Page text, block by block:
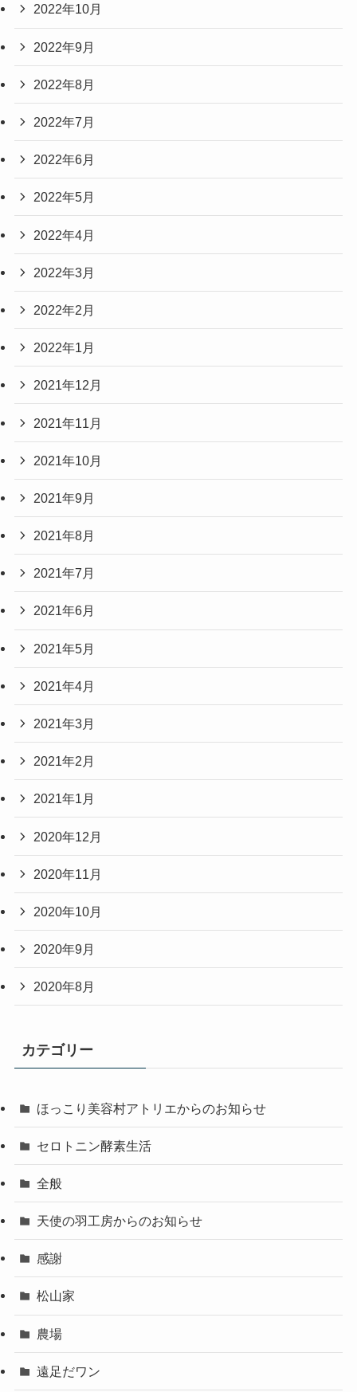
2022年10月
2022年9月
2022年8月
2022年7月
2022年6月
2022年5月
2022年4月
2022年3月
2022年2月
2022年1月
2021年12月
2021年11月
2021年10月
2021年9月
2021年8月
2021年7月
2021年6月
2021年5月
2021年4月
2021年3月
2021年2月
2021年1月
2020年12月
2020年11月
2020年10月
2020年9月
2020年8月
カテゴリー
ほっこり美容村アトリエからのお知らせ
セロトニン酵素生活
全般
天使の羽工房からのお知らせ
感謝
松山家
農場
遠足だワン